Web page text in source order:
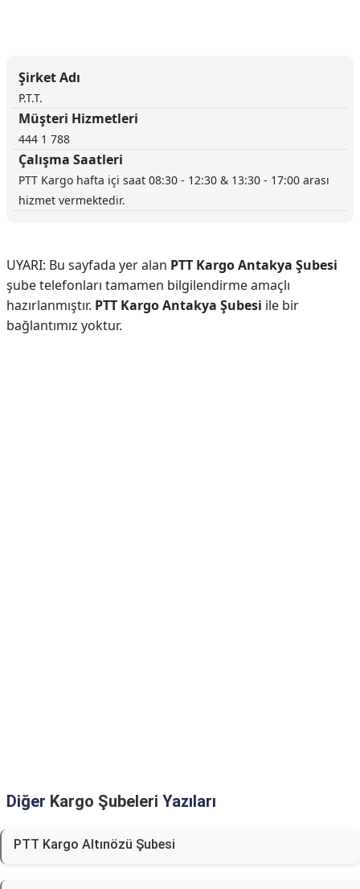
Şirket Adı
P.T.T.
Müşteri Hizmetleri
444 1 788
Çalışma Saatleri
PTT Kargo hafta içi saat 08:30 - 12:30 & 13:30 - 17:00 arası
hizmet vermektedir.
UYARI: Bu sayfada yer alan PTT Kargo Antakya Şubesi
şube telefonları tamamen bilgilendirme amaçlı
hazırlanmıştır. PTT Kargo Antakya Şubesi ile bir
bağlantımız yoktur.
Diğer Kargo Şubeleri Yazıları
PTT Kargo Altınözü Şubesi